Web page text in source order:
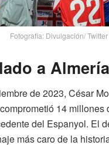
Fotografia: Divulgación/
a Almería
de 2023, César
14 millones
del Espanyol. El
más caro de la